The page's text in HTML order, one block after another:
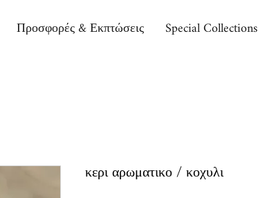
Προσφορές & Εκπτώσεις Special Collections
κερι αρωματικο / κοχυλι